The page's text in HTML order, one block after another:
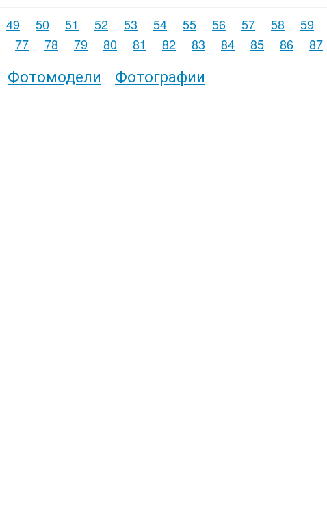
49 50 51 52 53 54 55 56 57 58 59
77 78 79 80 81 82 83 84 85 86 87
Фотомодели Фотографии